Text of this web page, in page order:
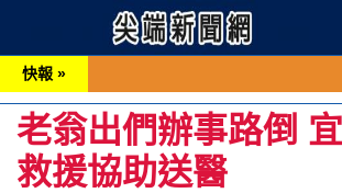
快報 » 連續假期
老翁出們辦事路倒
救援協助送醫